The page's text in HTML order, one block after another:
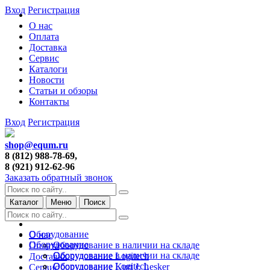
О нас
Оплата
Доставка
Сервис
Каталоги
Новости
Статьи и обзоры
Контакты
Вход Регистрация
Вход Регистрация
shop@equm.ru
8 (812) 988-78-69,
8 (921) 912-62-96
Заказать обратный звонок
Каталог Меню Поиск
О нас
Оплата
Доставка
Сервис
Оборудование
Оборудование в наличии на складе
Оборудование Logitech
Оборудование Kurt J. Lesker
Оборудование
Оборудование в наличии на складе
Оборудование Logitech